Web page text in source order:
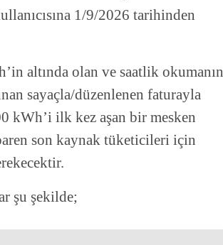
1/9/2026 tarihinden
altında olan ve saatlik okumanın
sayaçla/düzenlenen faturayla
kWh’i ilk kez aşan bir mesken
son kaynak tüketicileri için
şu şekilde;